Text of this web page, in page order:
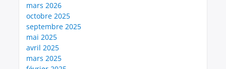
mars 2026
octobre 2025
septembre 2025
mai 2025
avril 2025
mars 2025